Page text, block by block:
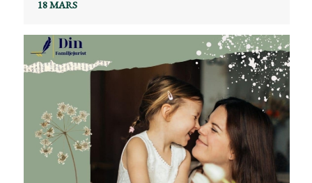
18 MARS